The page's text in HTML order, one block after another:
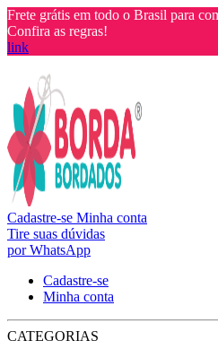
Frete grátis em todo o Brasil para
Confira as regras!
link
Cadastre-se Minha conta
Tire suas dúvidas
por WhatsApp
Cadastre-se
Minha conta
CATEGORIAS